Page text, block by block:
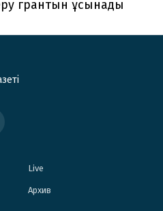
грантын ұсынады
Live
Архив